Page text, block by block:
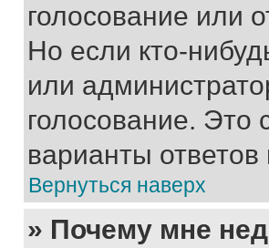
голосование или
Но если кто-
или
голосование. Это
варианты
Вернуться наверх
» Почему мне